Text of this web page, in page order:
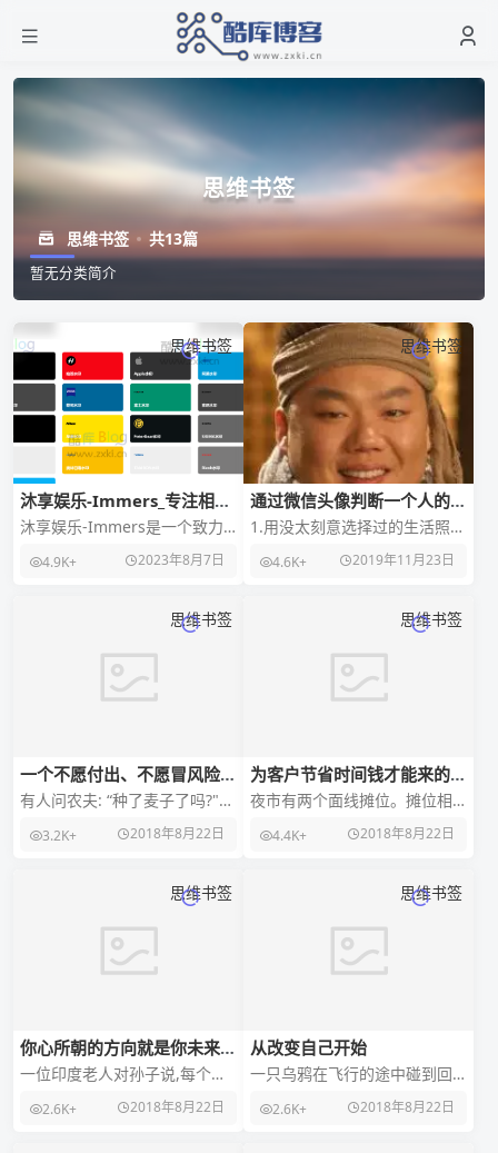
思维书签
思维书签 共13篇
暂无分类简介
思维书签
沐享娱乐-Immers_专注相机
水印快捷指令的网站
沐享娱乐-Immers是一个致力
于收集相机水印快捷指令的网
站。它提供了莱卡水印、哈苏
4.9K+ 2023年8月7日
思维书签
通过微信头像判断一个人的性
格
1.用没太刻意选择过的生活照作
头像 这类人对自己的接纳度比
较高，对外貌也比较有自信，
4.6K+ 2019年11月23日
思维书签
一个不愿付出、不愿冒风险的
人,一事无成对他来说是再自
然不过的事
有人问农夫: “种了麦子了吗?"农
问:&ldq
3.2K+ 2018年8月22日
思维书签
为客户节省时间钱才能来的快
些
夜市有两个面线摊位。摊位相
钱买了房子,乙仍无力购屋。为
4.4K+ 2018年8月22日
思维书签
你心所朝的方向就是你未来的
人生路
一位印度老人对孙子说,每个人
地互相搏杀。一只狼代表愤
2.6K+ 2018年8月22日
思维书签
从改变自己开始
一只乌鸦在飞行的途中碰到回
乌鸦说:其实我不想走但大家都
2.6K+ 2018年8月22日